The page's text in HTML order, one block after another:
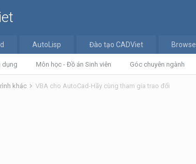
dụng Môn học - Đồ án Sinh viên Góc chuyên ngành
AutoLisp Đào tạo CADViet Browse
khác VBA cho AutoCad-Hãy cùng tham gia trao đổi